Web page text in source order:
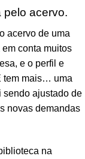
pelo acervo.
acervo de uma
conta muitos
e o perfil e
tem mais… uma
sendo ajustado de
novas demandas
na